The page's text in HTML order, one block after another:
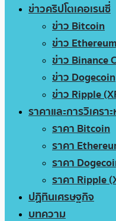
ข่าวคริปโตเคอเรนซี่
ข่าว Bitcoin
ข่าว
ข่าว Binance
ข่าว Dogecoin
ข่าว Ripple
ราคาและการวิเครา
ราคา Bitcoin
ราคา
ราคา
ราคา Ripple
ปฏิทินเศรษฐกิจ
บทความ